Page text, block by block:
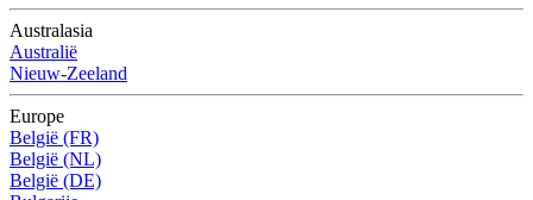
Australasia
Australië
Nieuw-Zeeland
Europe
België (FR)
België (NL)
België (DE)